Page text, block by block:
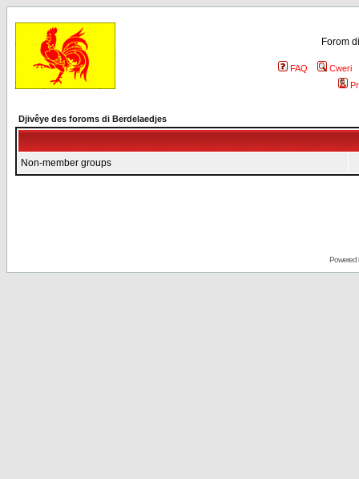
Forom
FAQ
Cweri
Djivêye des foroms di Berdelaedjes
Non-member groups
Powered